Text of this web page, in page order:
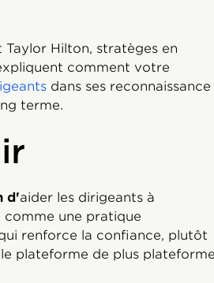
Taylor Hilton, stratèges en
comment votre
dans ses reconnaissance
terme.
d'aider les dirigeants à
comme une pratique
renforce la confiance, plutôt
plateforme de plus plateforme